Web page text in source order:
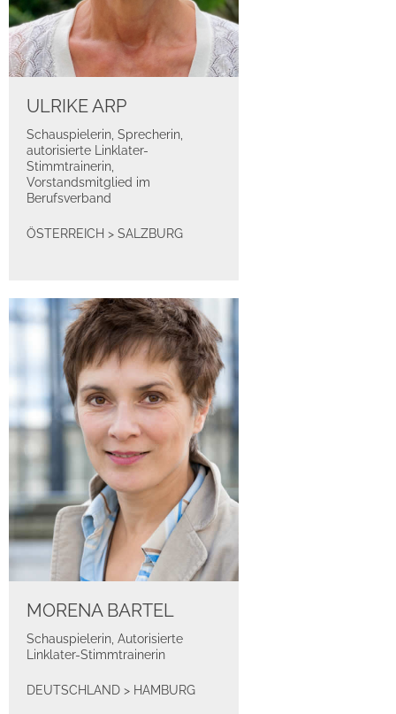
ULRIKE ARP
Schauspielerin, Sprecherin,
autorisierte Linklater-
Stimmtrainerin,
Vorstandsmitglied im
Berufsverband
ÖSTERREICH > SALZBURG
MORENA BARTEL
Schauspielerin, Autorisierte
Linklater-Stimmtrainerin
DEUTSCHLAND > HAMBURG